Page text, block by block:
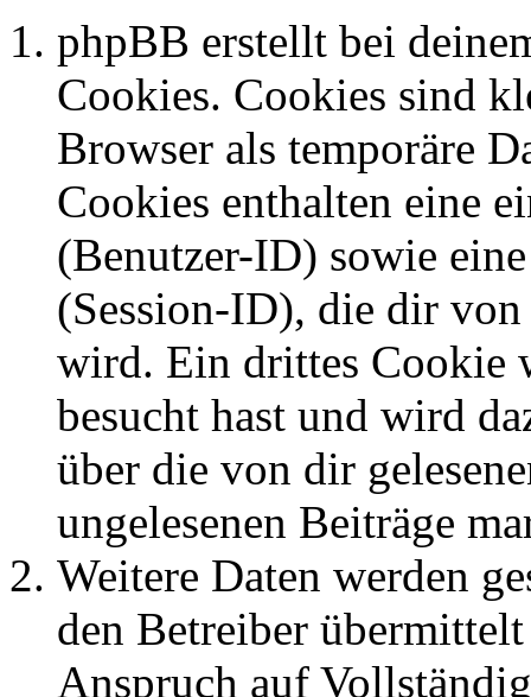
phpBB erstellt bei
Cookies. Cookies sind
Browser als temporäre
Cookies enthalten eine
(Benutzer-ID) sowie
(Session-ID), die dir
wird. Ein drittes Cookie
besucht hast und wird
über die von dir
ungelesenen Beiträge
Weitere Daten werden
den Betreiber
Anspruch auf